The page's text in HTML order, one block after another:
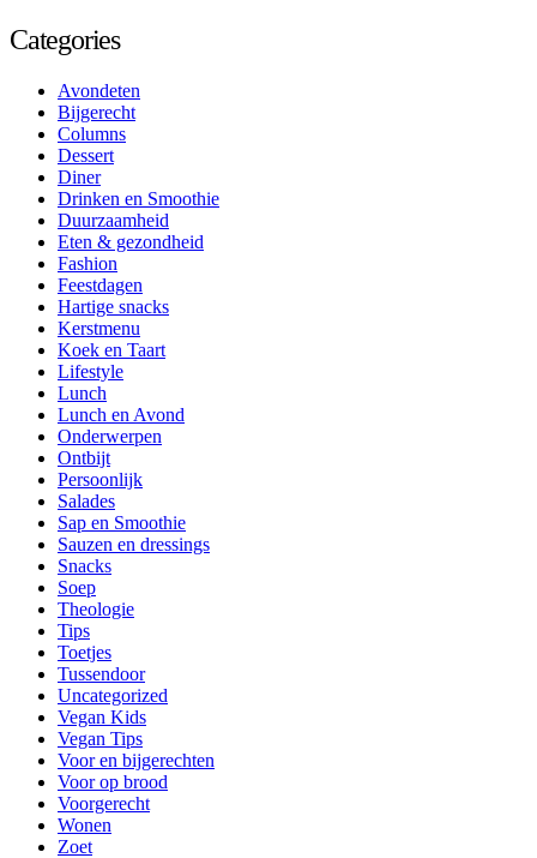
Categories
Avondeten
Bijgerecht
Columns
Dessert
Diner
Drinken en Smoothie
Duurzaamheid
Eten & gezondheid
Fashion
Feestdagen
Hartige snacks
Kerstmenu
Koek en Taart
Lifestyle
Lunch
Lunch en Avond
Onderwerpen
Ontbijt
Persoonlijk
Salades
Sap en Smoothie
Sauzen en dressings
Snacks
Soep
Theologie
Tips
Toetjes
Tussendoor
Uncategorized
Vegan Kids
Vegan Tips
Voor en bijgerechten
Voor op brood
Voorgerecht
Wonen
Zoet